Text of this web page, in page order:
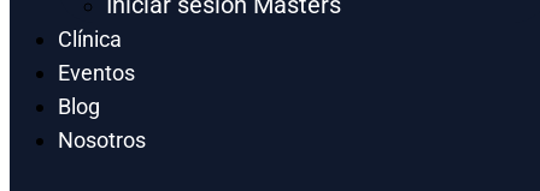
Clínica
Eventos
Blog
Nosotros